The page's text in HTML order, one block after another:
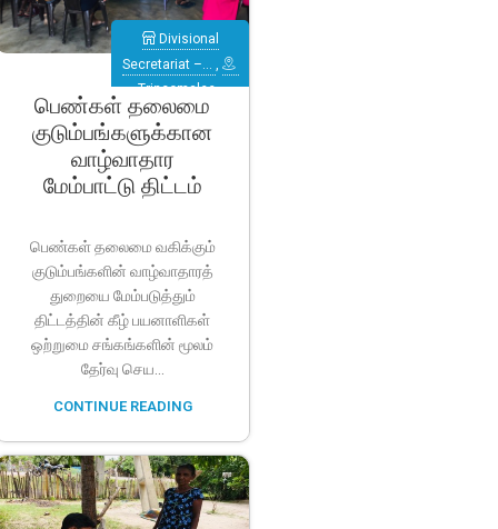
பெண்கள் தலைமை
குடும்பங்களுக்கான
வாழ்வாதார
மேம்பாட்டு திட்டம்
Divisional
Secretariat –… ,
Trincomalee ,
Verugal
(Eachchilampattu)
பெண்கள் தலைமை வகிக்கும்
குடும்பங்களின் வாழ்வாதாரத்
துறையை மேம்படுத்தும்
திட்டத்தின் கீழ் பயனாளிகள்
ஒற்றுமை சங்கங்களின் மூலம்
தேர்வு செய...
CONTINUE READING